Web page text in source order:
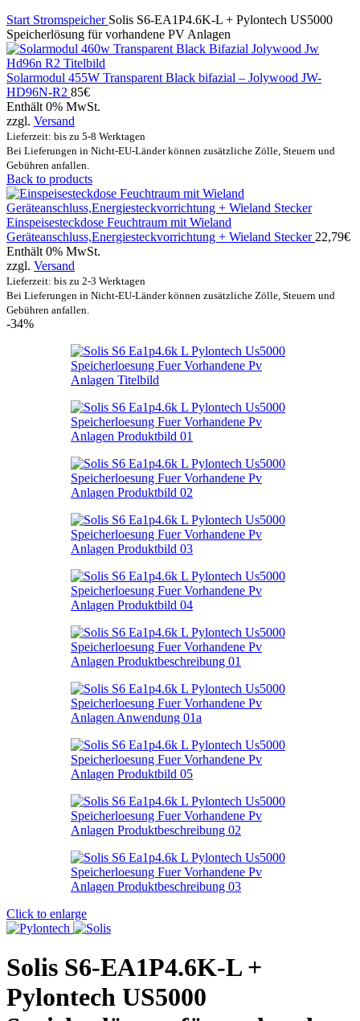
Start Stromspeicher Solis S6-EA1P4.6K-L + Pylontech US5000
Speicherlösung für vorhandene PV Anlagen
Solarmodul 455W Transparent Black bifazial – Jolywood JW-
HD96N-R2 85€
Enthält 0% MwSt.
zzgl. Versand
Lieferzeit: bis zu 5-8 Werktagen
Bei Lieferungen in Nicht-EU-Länder können zusätzliche Zölle, Steuern und
Gebühren anfallen.
Back to products
Einspeisesteckdose Feuchtraum mit Wieland
Geräteanschluss,Energiesteckvorrichtung + Wieland Stecker 22,79€
Enthält 0% MwSt.
zzgl. Versand
Lieferzeit: bis zu 2-3 Werktagen
Bei Lieferungen in Nicht-EU-Länder können zusätzliche Zölle, Steuern und
Gebühren anfallen.
-34%
Click to enlarge
Solis S6-EA1P4.6K-L +
Pylontech US5000